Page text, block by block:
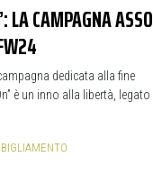
LA CAMPAGNA
dedicata alla fine
è un inno alla libertà, legato